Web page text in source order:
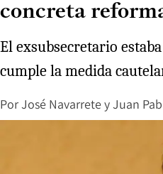
concreta
El exsubsecretario
cumple la medida
PorJosé NavarreteyJuan